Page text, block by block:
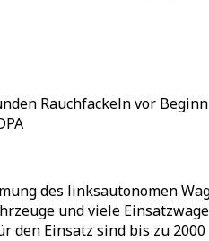
Rauchfackeln vor
des linksautonomen
und viele
den Einsatz sind bis zu